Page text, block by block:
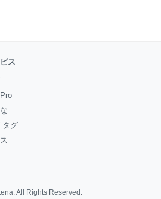
ス
タグ
. All Rights Reserved.